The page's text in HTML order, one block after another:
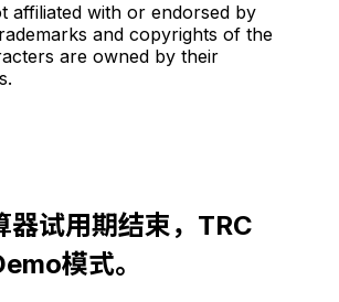
affiliated with or endorsed by
and copyrights of the
are owned by their
器试用期结束，TRC
模式。